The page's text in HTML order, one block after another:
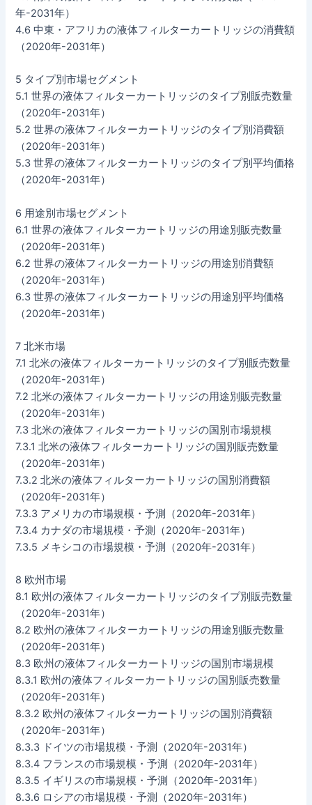
年-2031年）
4.6 中東・アフリカの液体フィルターカートリッジの消費額
（2020年-2031年）
5 タイプ別市場セグメント
5.1 世界の液体フィルターカートリッジのタイプ別販売数量
（2020年-2031年）
5.2 世界の液体フィルターカートリッジのタイプ別消費額
（2020年-2031年）
5.3 世界の液体フィルターカートリッジのタイプ別平均価格
（2020年-2031年）
6 用途別市場セグメント
6.1 世界の液体フィルターカートリッジの用途別販売数量
（2020年-2031年）
6.2 世界の液体フィルターカートリッジの用途別消費額
（2020年-2031年）
6.3 世界の液体フィルターカートリッジの用途別平均価格
（2020年-2031年）
7 北米市場
7.1 北米の液体フィルターカートリッジのタイプ別販売数量
（2020年-2031年）
7.2 北米の液体フィルターカートリッジの用途別販売数量
（2020年-2031年）
7.3 北米の液体フィルターカートリッジの国別市場規模
7.3.1 北米の液体フィルターカートリッジの国別販売数量
（2020年-2031年）
7.3.2 北米の液体フィルターカートリッジの国別消費額
（2020年-2031年）
7.3.3 アメリカの市場規模・予測（2020年-2031年）
7.3.4 カナダの市場規模・予測（2020年-2031年）
7.3.5 メキシコの市場規模・予測（2020年-2031年）
8 欧州市場
8.1 欧州の液体フィルターカートリッジのタイプ別販売数量
（2020年-2031年）
8.2 欧州の液体フィルターカートリッジの用途別販売数量
（2020年-2031年）
8.3 欧州の液体フィルターカートリッジの国別市場規模
8.3.1 欧州の液体フィルターカートリッジの国別販売数量
（2020年-2031年）
8.3.2 欧州の液体フィルターカートリッジの国別消費額
（2020年-2031年）
8.3.3 ドイツの市場規模・予測（2020年-2031年）
8.3.4 フランスの市場規模・予測（2020年-2031年）
8.3.5 イギリスの市場規模・予測（2020年-2031年）
8.3.6 ロシアの市場規模・予測（2020年-2031年）